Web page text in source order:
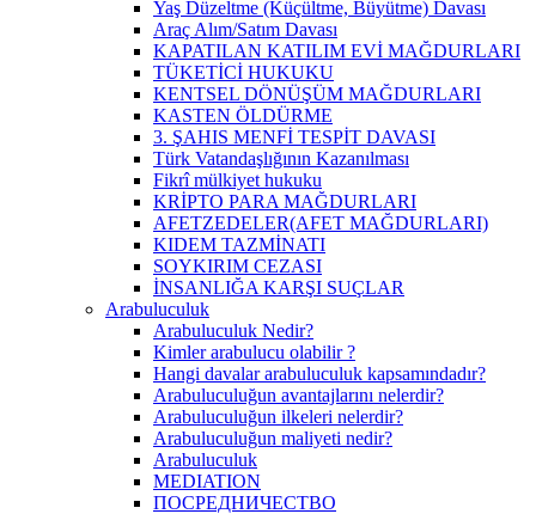
Yaş Düzeltme (Küçültme, Büyütme) Davası
Araç Alım/Satım Davası
KAPATILAN KATILIM EVİ MAĞDURLARI
TÜKETİCİ HUKUKU
KENTSEL DÖNÜŞÜM MAĞDURLARI
KASTEN ÖLDÜRME
3. ŞAHIS MENFİ TESPİT DAVASI
Türk Vatandaşlığının Kazanılması
Fikrî mülkiyet hukuku
KRİPTO PARA MAĞDURLARI
AFETZEDELER(AFET MAĞDURLARI)
KIDEM TAZMİNATI
SOYKIRIM CEZASI
İNSANLIĞA KARŞI SUÇLAR
Arabuluculuk
Arabuluculuk Nedir?
Kimler arabulucu olabilir ?
Hangi davalar arabuluculuk kapsamındadır?
Arabuluculuğun avantajlarını nelerdir?
Arabuluculuğun ilkeleri nelerdir?
Arabuluculuğun maliyeti nedir?
Arabuluculuk
MEDIATION
ПОСРЕДНИЧЕСТВО